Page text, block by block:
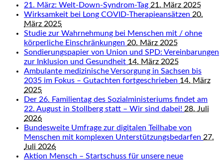
21. März: Welt-Down-Syndrom-Tag 21. März 2025
Wirksamkeit bei Long COVID-Therapieansätzen 20.
März 2025
Studie zur Wahrnehmung bei Menschen mit / ohne
körperliche Einschränkungen 20. März 2025
Sondierungspapier von Union und SPD: Vereinbarungen
zur Inklusion und Gesundheit 14. März 2025
Ambulante medizinische Versorgung in Sachsen bis
2035 im Fokus – Gutachten fortgeschrieben 14. März
2025
Der 26. Familientag des Sozialministeriums findet am
22. August in Stollberg statt – Wir sind dabei! 28. Juli
2026
Bundesweite Umfrage zur digitalen Teilhabe von
Menschen mit komplexen Unterstützungsbedarfen 27.
Juli 2026
Aktion Mensch – Startschuss für unsere neue